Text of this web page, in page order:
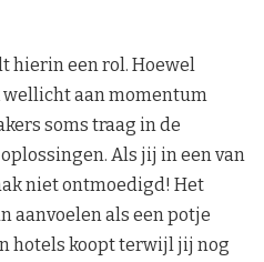
hierin een rol. Hoewel
aan momentum
soms traag in de
Als jij in een van
niet ontmoedigd! Het
aanvoelen als een potje
hotels koopt terwijl jij nog